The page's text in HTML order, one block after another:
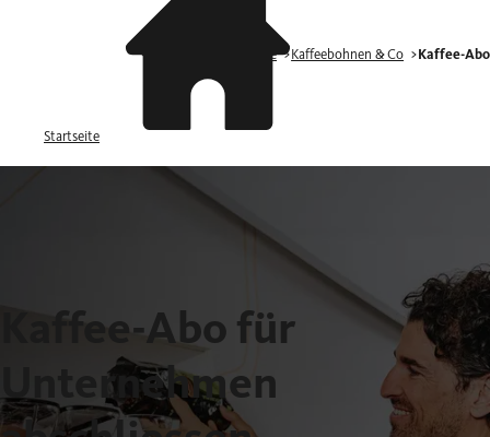
Startseite
Produkte Kaffeebohnen & Co Kaffee-Abo
Kaffee-Abo für
Unternehmen